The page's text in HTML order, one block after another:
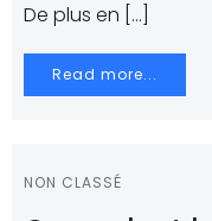
De plus en […]
Read more...
NON CLASSÉ